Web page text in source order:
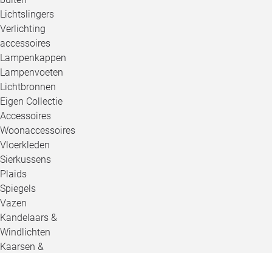
Lichtslingers
Verlichting
accessoires
Lampenkappen
Lampenvoeten
Lichtbronnen
Eigen Collectie
Accessoires
Woonaccessoires
Vloerkleden
Sierkussens
Plaids
Spiegels
Vazen
Kandelaars &
Windlichten
Kaarsen &